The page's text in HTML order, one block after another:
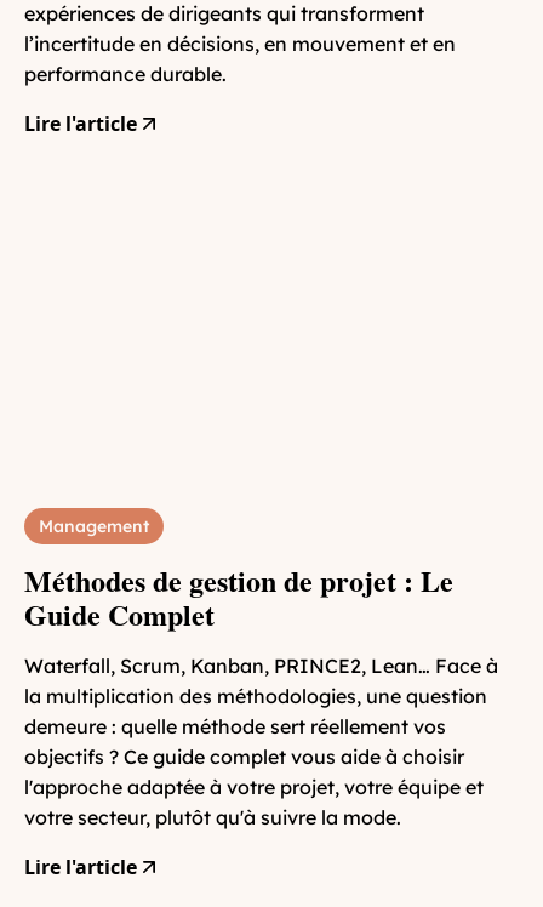
expériences de dirigeants qui transforment
l’incertitude en décisions, en mouvement et en
performance durable.
Lire l'article
Management
Méthodes de gestion de projet : Le
Guide Complet
Waterfall, Scrum, Kanban, PRINCE2, Lean… Face à
la multiplication des méthodologies, une question
demeure : quelle méthode sert réellement vos
objectifs ? Ce guide complet vous aide à choisir
l'approche adaptée à votre projet, votre équipe et
votre secteur, plutôt qu'à suivre la mode.
Lire l'article